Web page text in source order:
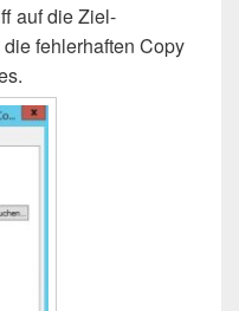
auf die Ziel-
fehlerhaften Copy